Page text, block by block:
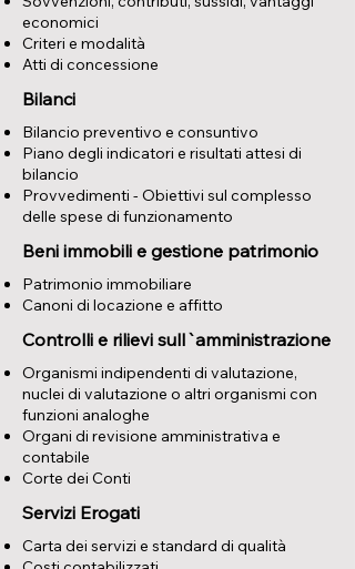
economici
Criteri e modalità
Atti di concessione
Bilanci
Bilancio preventivo e consuntivo
Piano degli indicatori e risultati attesi di
bilancio
Provvedimenti - Obiettivi sul complesso
delle spese di funzionamento
Beni immobili e gestione patrimonio
Patrimonio immobiliare
Canoni di locazione e affitto
Controlli e rilievi sull`amministrazione
Organismi indipendenti di valutazione,
nuclei di valutazione o altri organismi con
funzioni analoghe
Organi di revisione amministrativa e
contabile
Corte dei Conti
Servizi Erogati
Carta dei servizi e standard di qualità